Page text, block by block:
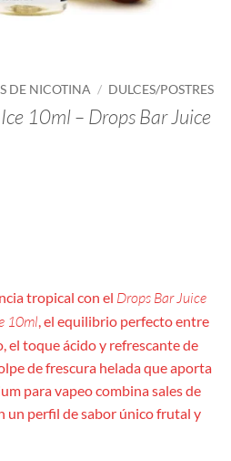
DE NICOTINA / DULCES/POSTRES
10ml – Drops Bar Juice
€
€
tropical con el Drops Bar Juice
10ml, el equilibrio perfecto entre
el toque ácido y refrescante de
de frescura helada que aporta
para vapeo combina sales de
un perfil de sabor único frutal y